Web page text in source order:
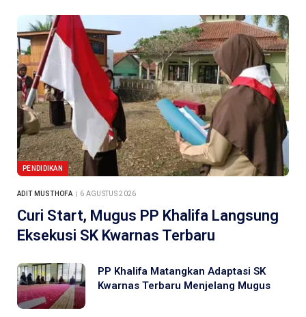
PENDIDIKAN
ADIT MUSTHOFA 6 AGUSTUS 2026
Curi Start, Mugus PP Khalifa Langsung
Eksekusi SK Kwarnas Terbaru
PP Khalifa Matangkan Adaptasi SK
Kwarnas Terbaru Menjelang Mugus